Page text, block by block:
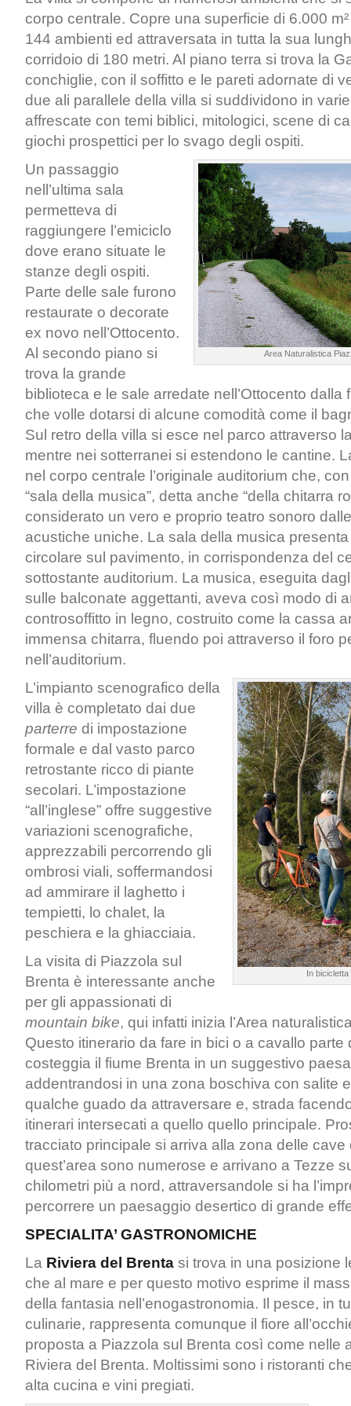
corpo centrale. Copre una superficie di 6.000
144 ambienti ed attraversata in tutta la sua
corridoio di 180 metri. Al piano terra si trova la
conchiglie, con il soffitto e le pareti adornate di
due ali parallele della villa si suddividono in
affrescate con temi biblici, mitologici, scene di
giochi prospettici per lo svago degli ospiti.
Area Naturalistica
Un passaggio
nell’ultima sala
permetteva di
raggiungere l’emiciclo
dove erano situate le
stanze degli ospiti.
Parte delle sale furono
restaurate o decorate
ex novo nell’Ottocento.
Al secondo piano si
trova la grande
biblioteca e le sale arredate nell’Ottocento dalla
che volle dotarsi di alcune comodità come il
Sul retro della villa si esce nel parco attraverso
mentre nei sotterranei si estendono le cantine.
nel corpo centrale l’originale auditorium che,
“sala della musica”, detta anche “della chitarra
considerato un vero e proprio teatro sonoro
acustiche uniche. La sala della musica presenta
circolare sul pavimento, in corrispondenza del
sottostante auditorium. La musica, eseguita
sulle balconate aggettanti, aveva così modo di
controsoffitto in legno, costruito come la cassa
immensa chitarra, fluendo poi attraverso il foro
nell’auditorium.
In bicicletta
L’impianto scenografico della
villa è completato dai due
parterre di impostazione
formale e dal vasto parco
retrostante ricco di piante
secolari. L’impostazione
“all’inglese” offre suggestive
variazioni scenografiche,
apprezzabili percorrendo gli
ombrosi viali, soffermandosi
ad ammirare il laghetto i
tempietti, lo chalet, la
peschiera e la ghiacciaia.
La visita di Piazzola sul
Brenta è interessante anche
per gli appassionati di
mountain bike, qui infatti inizia l’Area
Questo itinerario da fare in bici o a cavallo parte
costeggia il fiume Brenta in un suggestivo
addentrandosi in una zona boschiva con salite
qualche guado da attraversare e, strada
itinerari intersecati a quello quello principale.
tracciato principale si arriva alla zona delle cave
quest’area sono numerose e arrivano a Tezze
chilometri più a nord, attraversandole si ha
percorrere un paesaggio desertico di grande
SPECIALITA’ GASTRONOMICHE
La Riviera del Brenta si trova in una posizione
che al mare e per questo motivo esprime il
della fantasia nell’enogastronomia. Il pesce, in
culinarie, rappresenta comunque il fiore
proposta a Piazzola sul Brenta così come nelle
Riviera del Brenta. Moltissimi sono i ristoranti
alta cucina e vini pregiati.